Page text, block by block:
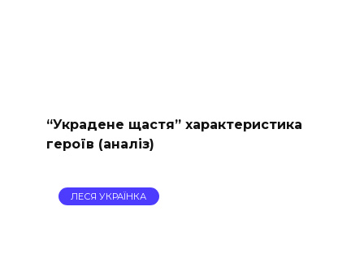
“Украдене щастя” характеристика
героїв (аналіз)
ЛЕСЯ УКРАЇНКА